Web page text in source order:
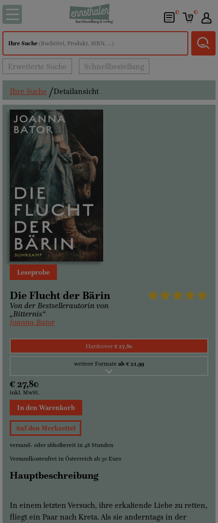
0 0
Ihre Suche (Buchtitel, Produkt, ISBN, ...)
Erweiterte Suche Schnellbestellung
Ihre Suche Detailansicht
Leseprobe
Die Flucht der Bärin
Von der Bestsellerautorin von
„Bitternis“
Joanna Bator
Hardcover € 27,80
weitere Formate ab € 21,99
€ 27,80
inkl. MwSt.
In den Warenkorb
Auf den Merkzettel
versand- oder abholbereit in 48 Stunden
Versandkostenfrei in Österreich ab 30 Euro
Hauptbeschreibung
In einem letzten Versuch, ihre erkaltende Liebe zu retten,
fliegt ein Paar nach Kreta. Als sie anderntags in der